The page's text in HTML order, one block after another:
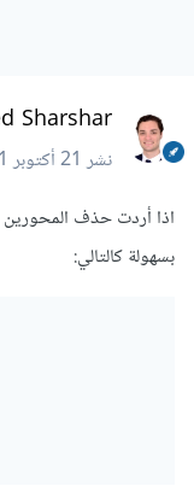
Sharshar
نشر21 أكتوبر 2021
بسهولة كالتالي: